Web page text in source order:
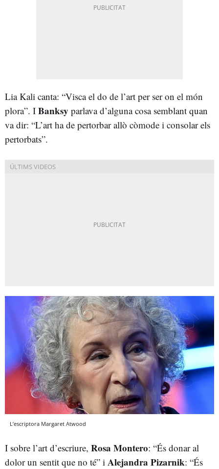
Lia Kali canta: “Visca el do de l’art per ser on el món
plora”. I Banksy parlava d’alguna cosa semblant quan
va dir: “L’art ha de pertorbar allò còmode i consolar els
pertorbats”.
L’escriptora Margaret Atwood
I sobre l’art d’escriure, Rosa Montero: “És donar al
dolor un sentit que no té” i Alejandra Pizarnik: “És